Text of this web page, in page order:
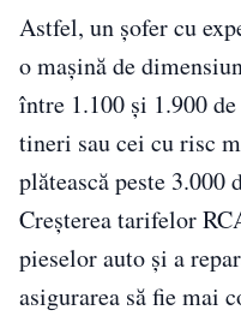
Astfel, un șofer cu
o mașină de
între 1.100 și 1.900
tineri sau cei cu risc
plătească peste 3.000
Creșterea tarifelor
pieselor auto și a
asigurarea să fie mai